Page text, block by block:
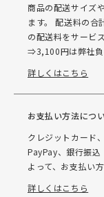
商品の配送サイズ
ます。 配送料の
の配送料をサービ
⇒3,100円は弊社負
詳しくはこちら
お支払い方法につ
クレジットカード
PayPay、銀行振
よって、お支払い
詳しくはこちら